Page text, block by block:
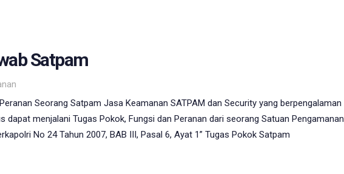
Satpam
Seorang Satpam Jasa Keamanan SATPAM dan Security yang berpengalaman
dapat menjalani Tugas Pokok, Fungsi dan Peranan dari seorang Satuan Pengamanan
No 24 Tahun 2007, BAB III, Pasal 6, Ayat 1” Tugas Pokok Satpam